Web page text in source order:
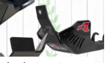
Facebook
Instagram
X
Youtube
tiktok